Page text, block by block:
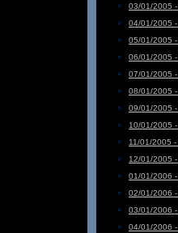
03/01/2005
04/01/2005
05/01/2005
06/01/2005
07/01/2005
08/01/2005
09/01/2005
10/01/2005
11/01/2005
12/01/2005
01/01/2006
02/01/2006
03/01/2006
04/01/2006